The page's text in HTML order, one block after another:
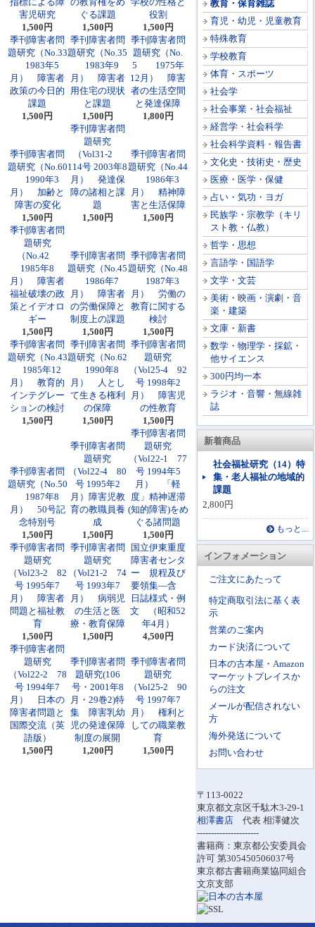
教育・保育雑誌
育児・幼児・児童教育
特殊教育
学校教育
体育・スポーツ
社会学
社会事業・社会福祉
経営学・社会科学
社会科学資料・報告書
文化史・技術史・歴史
医療・医学・保健
占い・気功・ヨガ
民族学・宗教学（キリ
スト教・仏教）
哲学・思想
言語学・国語学
文学・文芸
美術・映画・演劇・音
楽・建築
文庫・新書
数学・物理学・採鉱・
他サイエンス
300円均一本
ラジオ・音響・無線雑
誌
新着商品
社会福祉研究（14）特
集・老人福祉の地域的
課題
2,800円
もっと...
インフォメーション
ご注文にあたって
特定商取引法に基く表
示
営業のご案内
カード決済について
日本の古本屋・Amazon
マーケットプレイスか
らの注文
メールが配信されない
方
海外発送について
お問い合わせ
〒113-0022
東京都文京区千駄木3-29-1
相澤書店 代表 相澤健次
----------------------
書籍商：東京都公安委員会
許可 第305450506037号
東京都古書籍商業協同組合
文京支部
害児研究
1,500円
ぐる課題
1,500円
役割
1,500円
季刊障害者問
題研究（No.33
1983年5
月） 障害者
政策の今日的
課題
1,500円
季刊障害者問
題研究（No.35
1983年9
月） 障害者
用住宅の現状
と課題
1,500円
季刊障害者問
題研究（No.
5 1975年
12月） 障害
者の生活空間
と発達保障
1,800円
季刊障害者問
題研究（No.60
1990年3
月） 加齢と
障害の変化
1,500円
季刊障害者問
題研究
（Vol31-2
114号 2003年8
月） 発達保
障の諸相と課
題
1,500円
季刊障害者問
題研究（No.44
1986年3
月） 精神障
害と生活保障
1,500円
季刊障害者問
題研究
（No.42
1985年8
月） 障害者
福祉破壊の政
策とイデオロ
ギー
1,500円
季刊障害者問
題研究（No.45
1986年7
月） 障害者
の労働保障と
制度上の課題
1,500円
季刊障害者問
題研究（No.48
1987年3
月） 労働の
教育に関する
検討
1,500円
季刊障害者問
題研究（No.43
1985年12
月） 教育的
インテグレー
ションの検討
1,500円
季刊障害者問
題研究（No.62
1990年8
月） 人とし
て生きる権利
の保障
1,500円
季刊障害者問
題研究
（Vol25-4 92
号 1998年2
月） 障害児
の性教育
1,500円
季刊障害者問
題研究（No.50
1987年8
月） 50号記
念特別号
1,500円
季刊障害者問
題研究
（Vol22-4 80
号 1995年2
月）障害児教
育の教職員養
成
1,500円
季刊障害者問
題研究
（Vol22-1 77
号 1994年5
月） 「軽
度」精神遅滞
(知的障害)をめ
ぐる諸問題
1,500円
季刊障害者問
題研究
（Vol23-2 82
号 1995年7
月） 障害者
問題と福祉教
育
1,500円
季刊障害者問
題研究
（Vol21-2 74
号 1993年7
月） 病弱児
の生活と医
療・教育保障
1,500円
国立伊東重度
障害者センタ
ー 規程及び
要領集―含
日誌様式・例
文 （昭和52
年4月）
4,500円
季刊障害者問
題研究
（Vol22-2 78
号 1994年7
月） 日本の
障害者問題と
国際交流（英
語版）
1,500円
季刊障害者問
題研究(106
号・2001年8
月・29巻2)特
集 障害乳幼
児の発達保障
制度の展開
1,200円
季刊障害者問
題研究
（Vol25-2 90
号 1997年7
月） 権利と
しての職業教
育
1,500円